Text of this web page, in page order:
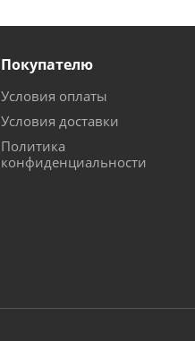
Покупателю
Условия оплаты
Условия доставки
Политика
конфиденциальности